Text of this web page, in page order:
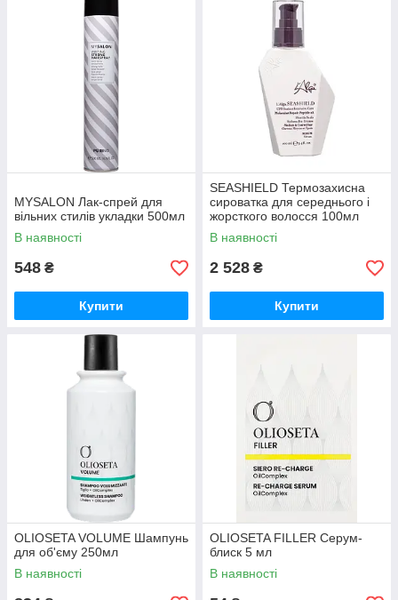
MYSALON Лак-спрей для
вільних стилів укладки 500мл
В наявності
548 ₴
Купити
SEASHIELD Термозахисна
сироватка для середнього і
жорсткого волосся 100мл
В наявності
2 528 ₴
Купити
OLIOSETA VOLUME Шампунь
для об'єму 250мл
В наявності
OLIOSETA FILLER Серум-
блиск 5 мл
В наявності